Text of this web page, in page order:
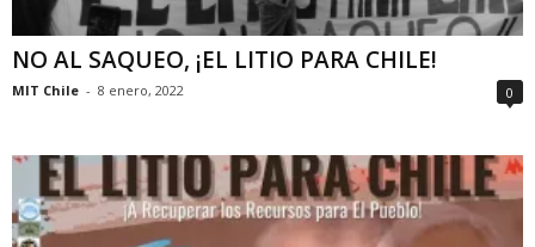
NO AL SAQUEO, ¡EL LITIO PARA CHILE!
MIT Chile - 8 enero, 2022 0